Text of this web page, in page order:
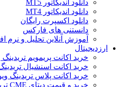
دانلود اندیکاتور MT5
دانلود اندیکاتور MT4
دانلود اکسپرت رایگان
دانستنی های فارکس
آموزش آنلاین تحلیل و نرم
ارزدیجیتال
خرید اکانت پریمویم تریدینگ
خرید اکانت اسنشیال
خرید اکانت پلاس تریدینگ
خرید و قیمت دیتای CME تریدینگ ویو